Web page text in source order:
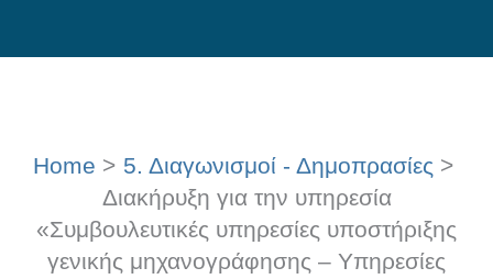
to
Home
5. Διαγωνισμοί - Δημοπρασίες
Διακήρυξη για την υπηρεσία
«Συμβουλευτικές υπηρεσίες υποστήριξης
γενικής μηχανογράφησης – Υπηρεσίες